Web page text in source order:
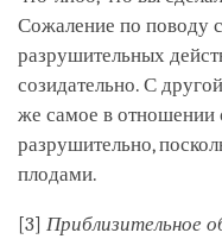
Сожаление по поводу
разрушительных
созидательно. С
же самое в отношении
разрушительно,
плодами.
[3] Приблизительное